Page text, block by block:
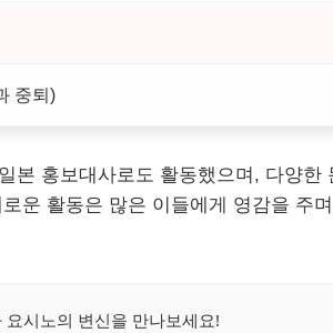
중퇴)
본 홍보대사로도 활동했으며, 다양한
운 활동은 많은 이들에게 영감을 주
요시노의 변신을 만나보세요!